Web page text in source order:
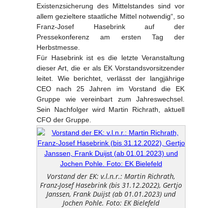
Existenzsicherung des Mittelstandes sind vor
allem gezieltere staatliche Mittel notwendig“, so
Franz-Josef Hasebrink auf der
Pressekonferenz am ersten Tag der
Herbstmesse.
Für Hasebrink ist es die letzte Veranstaltung
dieser Art, die er als EK Vorstandsvorsitzender
leitet. Wie berichtet, verlässt der langjährige
CEO nach 25 Jahren im Vorstand die EK
Gruppe wie vereinbart zum Jahreswechsel.
Sein Nachfolger wird Martin Richrath, aktuell
CFO der Gruppe.
Vorstand der EK: v.l.n.r.: Martin Richrath,
Franz-Josef Hasebrink (bis 31.12.2022), Gertjo
Janssen, Frank Duijst (ab 01.01.2023) und
Jochen Pohle. Foto: EK Bielefeld